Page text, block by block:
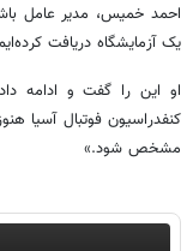
احمد خمیس،‌ مدیر عامل
یک آزمایشگاه دریافت
او این را گفت و ادامه
کنفدراسیون فوتبال آسیا
مشخص شود.»